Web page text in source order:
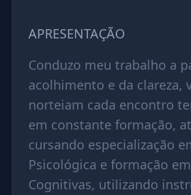
APRESENTAÇÃO
Conduzo meu trabalho a
acolhimento e da clareza,
norteiam cada encontro
em constante formação,
cursando especialização
Psicológica e formação
Cognitivas, utilizando